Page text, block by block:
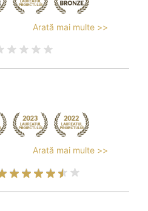
Arată mai multe >>
Arată mai multe >>